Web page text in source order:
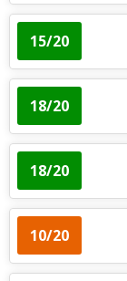
15/20
18/20
18/20
10/20